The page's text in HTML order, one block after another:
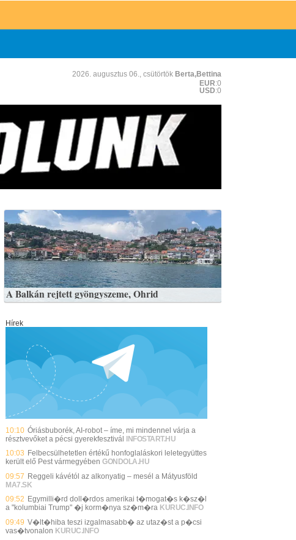
2026. augusztus 06., csütörtök Berta,Bettina
EUR:0
USD:0
A Balkán rejtett gyöngyszeme, Ohrid
Hírek
10:10 Óriásbuborék, AI-robot – íme, mi mindennel várja a
résztvevőket a pécsi gyerekfesztivál INFOSTART.HU
10:03 Felbecsülhetetlen értékű honfoglaláskori leletegyüttes
került elő Pest vármegyében GONDOLA.HU
09:57 Reggeli kávétól az alkonyatig – mesél a Mátyusföld
MA7.SK
09:52 Egymilli�rd doll�rdos amerikai t�mogat�s k�sz�l
a "kolumbiai Trump" �j korm�nya sz�m�ra KURUC.INFO
09:49 V�lt�hiba teszi izgalmasabb� az utaz�st a p�csi
vas�tvonalon KURUC.INFO